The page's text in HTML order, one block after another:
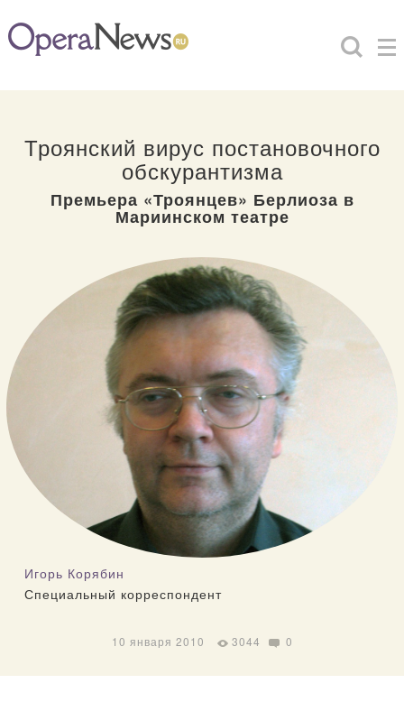
Троянский вирус постановочного
обскурантизма
Премьера «Троянцев» Берлиоза в
Мариинском театре
Игорь Корябин
Специальный корреспондент
10 января 2010 3044 0